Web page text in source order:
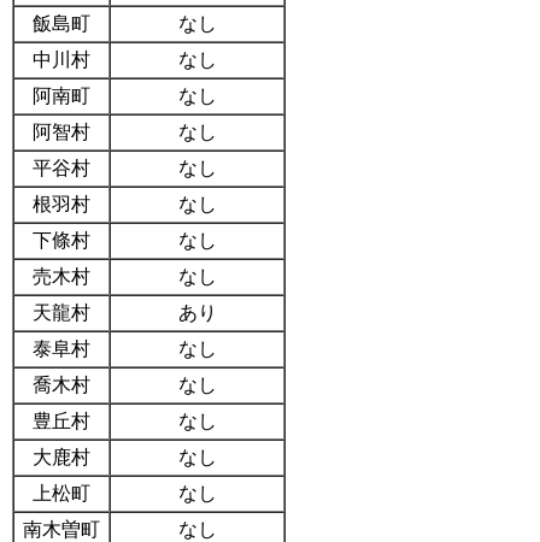
飯島町
なし
中川村
なし
阿南町
なし
阿智村
なし
平谷村
なし
根羽村
なし
下條村
なし
売木村
なし
天龍村
あり
泰阜村
なし
喬木村
なし
豊丘村
なし
大鹿村
なし
上松町
なし
南木曽町
なし